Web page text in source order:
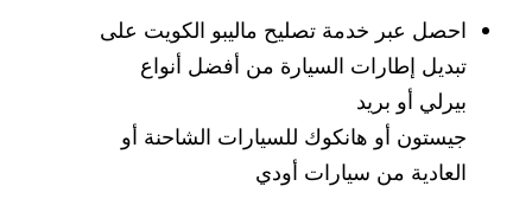
احصل عبر خدمة تصليح ماليبو الكويت على
تبديل إطارات السيارة من أفضل أنواع
بيرلي أو بريد
جيستون أو هانكوك للسيارات الشاحنة أو
العادية من سيارات أودي